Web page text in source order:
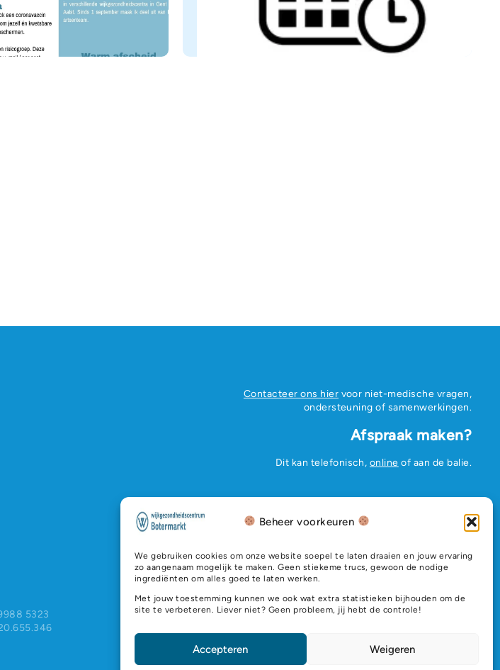
Beheer voorkeuren
We gebruiken cookies om onze website soepel te laten draaien en jouw ervaring
zo aangenaam mogelijk te maken. Geen stiekeme trucs, gewoon de nodige
ingrediënten om alles goed te laten werken.
Met jouw toestemming kunnen we ook wat extra statistieken bijhouden om de
site te verbeteren. Liever niet? Geen probleem, jij hebt de controle!
Accepteren Weigeren
Contacteer ons hier voor niet-medische vragen,
ondersteuning of samenwerkingen.
Afspraak maken?
Dit kan telefonisch, online of aan de balie.
5323